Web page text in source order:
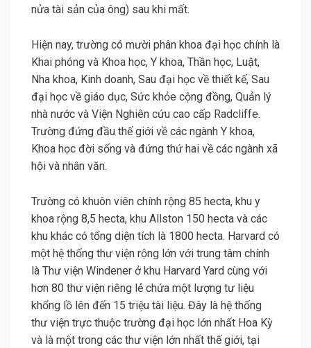
nửa tài sản của ông) sau khi mất.
Hiện nay, trường có mười phân khoa đại học chính là
Khai phóng và Khoa học, Y khoa, Thần học, Luật,
Nha khoa, Kinh doanh, Sau đại học về thiết kế, Sau
đại học về giáo dục, Sức khỏe cộng đồng, Quản lý
nhà nước và Viện Nghiên cứu cao cấp Radcliffe.
Trường đứng đầu thế giới về các ngành Y khoa,
Khoa học đời sống và đứng thứ hai về các ngành xã
hội và nhân văn.
Trường có khuôn viên chính rộng 85 hecta, khu y
khoa rộng 8,5 hecta, khu Allston 150 hecta và các
khu khác có tổng diện tích là 1800 hecta. Harvard có
một hệ thống thư viện rộng lớn với trung tâm chính
là Thư viện Windener ở khu Harvard Yard cùng với
hơn 80 thư viện riêng lẻ chứa một lượng tư liệu
khổng lồ lên đến 15 triệu tài liệu. Đây là hệ thống
thư viện trực thuộc trường đại học lớn nhất Hoa Kỳ
và là một trong các thư viện lớn nhất thế giới, tại